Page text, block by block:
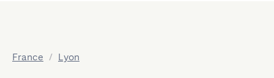
France / Lyon